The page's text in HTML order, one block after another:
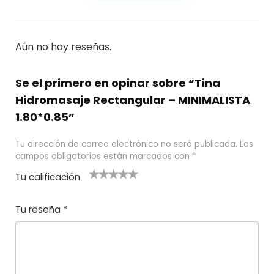
Aún no hay reseñas.
Se el primero en opinar sobre “Tina
Hidromasaje Rectangular – MINIMALISTA
1.80*0.85”
Tu dirección de correo electrónico no será publicada. Los
campos obligatorios están marcados con *
Tu calificación
e
5
las
s
Tu reseña *